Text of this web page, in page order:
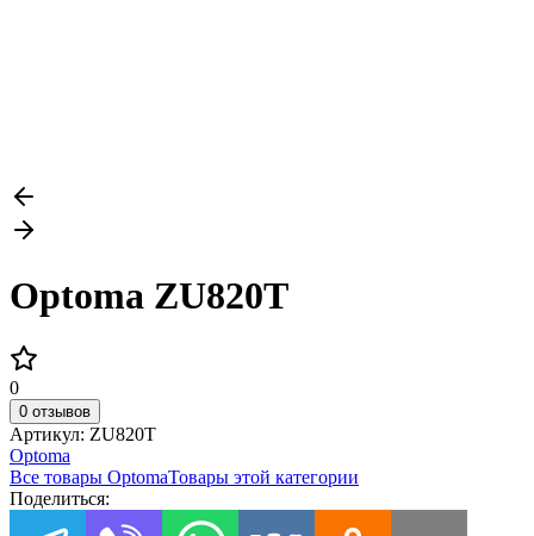
Optoma ZU820T
0
0 отзывов
Артикул: ZU820T
Optoma
Все товары OptomaТовары этой категории
Поделиться: